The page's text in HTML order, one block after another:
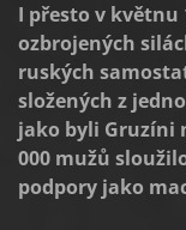
I přesto v květnu
ozbrojených
ruských
složených z
jako byli Gruzíni
000 mužů
podpory jako